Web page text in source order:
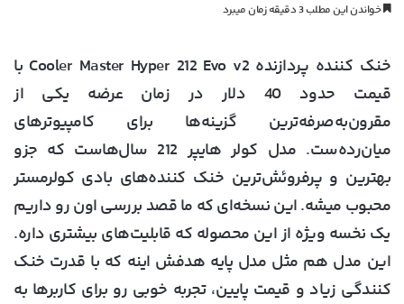
خواندن این مطلب 3 دقیقه زمان میبرد
خنک کننده پردازنده Cooler Master Hyper 212 Evo v2 با
قیمت حدود 40 دلار در زمان عرضه یکی از
مقرون‌به‌صرفه‌ترین گزینه‌ها برای کامپیوترهای
میان‌رده‌ست. مدل کولر هایپر 212 سال‌هاست که جزو
بهترین و پرفروئش‌ترین خنک کننده‌های بادی کولرمستر
محبوب میشه. این نسخه‌ای که ما قصد بررسی اون رو داریم
یک نخسه ویژه از این محصوله که قابلیت‌های بیشتری داره.
این مدل‌ هم مثل مدل پایه هدفش اینه که با قدرت خنک
کنندگی زیاد و قیمت پایین، تجربه خوبی رو برای کاربرها به